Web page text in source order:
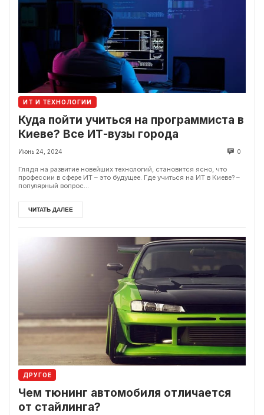
ИТ И ТЕХНОЛОГИИ
Куда пойти учиться на программиста в
Киеве? Все ИТ-вузы города
Июнь 24, 2024 0
Глядя на развитие новейших технологий, становится ясно, что
профессии в сфере ИТ – это будущее. Где учиться на ИТ в Киеве? –
популярный вопрос...
ЧИТАТЬ ДАЛЕЕ
ДРУГОЕ
Чем тюнинг автомобиля отличается
от стайлинга?